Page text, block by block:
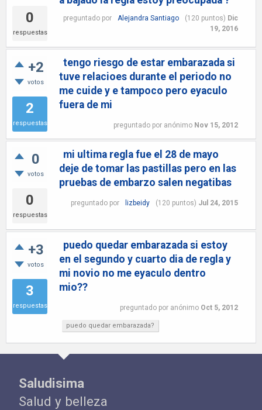
0
respuestas
preguntado por Alejandra Santiago (120 puntos) Dic
19, 2016
+2
votos
2
respuestas
tengo riesgo de estar embarazada si
tuve relacioes durante el periodo no
me cuide y e tampoco pero eyaculo
fuera de mi
preguntado por anónimo Nov 15, 2012
0
votos
0
respuestas
mi ultima regla fue el 28 de mayo
deje de tomar las pastillas pero en las
pruebas de embarzo salen negatibas
preguntado por lizbeidy (120 puntos) Jul 24, 2015
+3
votos
3
respuestas
puedo quedar embarazada si estoy
en el segundo y cuarto dia de regla y
mi novio no me eyaculo dentro
mio??
preguntado por anónimo Oct 5, 2012
puedo quedar embarazada?
Saludisima
Salud y belleza